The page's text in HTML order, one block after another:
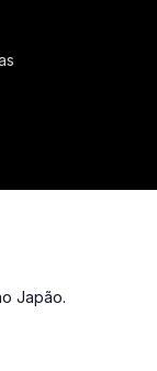
Japão.